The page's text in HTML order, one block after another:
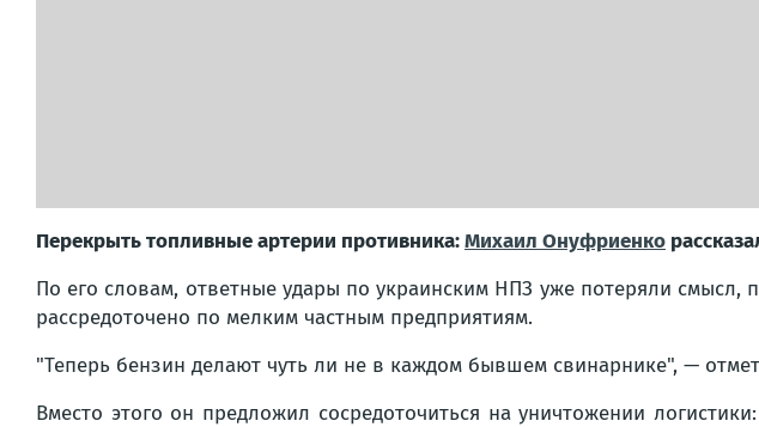
Перекрыть топливные артерии противника:Михаил Онуфриенко
По его словам, ответные удары по украинским НПЗ уже потеряли
рассредоточено по мелким частным предприятиям.
"Теперь бензин делают чуть ли не в каждом бывшем свинарнике", —
Вместо этого он предложил сосредоточиться на уничтожении